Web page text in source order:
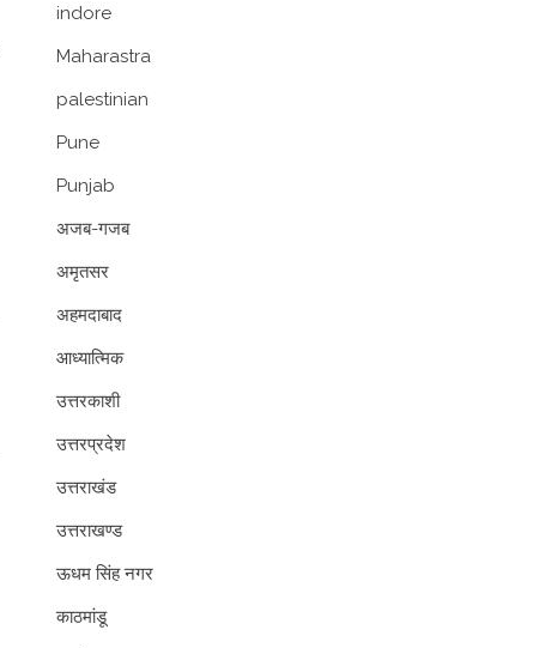
indore
Maharastra
palestinian
Pune
Punjab
अजब-गजब
अमृतसर
अहमदाबाद
आध्यात्मिक
उत्तरकाशी
उत्तरप्रदेश
उत्तराखंड
उत्तराखण्ड
ऊधम सिंह नगर
काठमांडू